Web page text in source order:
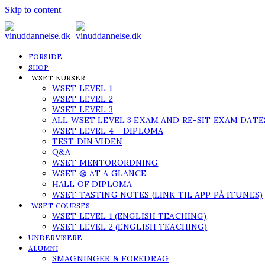
Skip to content
FORSIDE
SHOP
WSET KURSER
WSET LEVEL 1
WSET LEVEL 2
WSET LEVEL 3
ALL WSET LEVEL 3 EXAM AND RE-SIT EXAM
WSET LEVEL 4 – DIPLOMA
TEST DIN VIDEN
Q&A
WSET MENTORORDNING
WSET ® AT A GLANCE
HALL OF DIPLOMA
WSET TASTING NOTES (LINK TIL APP PÅ ITUNES)
WSET COURSES
WSET LEVEL 1 (ENGLISH TEACHING)
WSET LEVEL 2 (ENGLISH TEACHING)
UNDERVISERE
ALUMNI
SMAGNINGER & FOREDRAG